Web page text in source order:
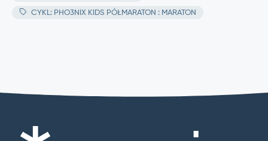
CYKL: PHO3NIX KIDS PÓŁMARATON : MARATON